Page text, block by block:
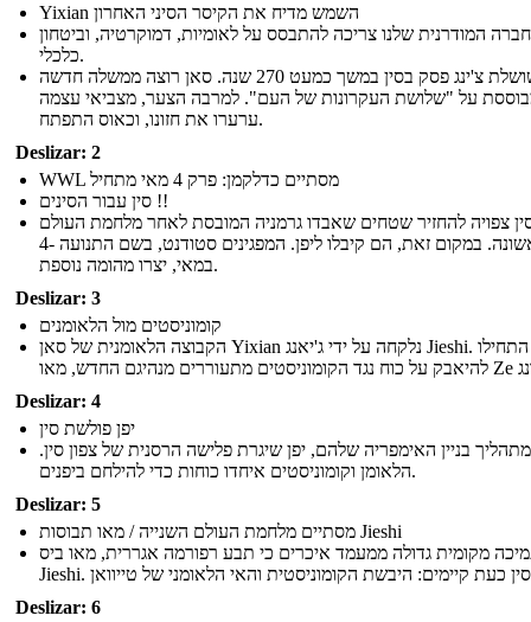
Yixian השמש מדיח את הקיסר הסיני האחרון
המודרנית שלנו צריכה להתבסס על לאומיות, דמוקרטיה, וביטחון
כלכלי.
שושלת צ'ינג פסק בסין במשך כמעט 270 שנה. סאן רוצה ממשלה חדשה
על "שלושת העקרונות של העם". למרבה הצער, מצביאי עצמה
ערערו את חזונו, וכאוס התפתח.
Deslizar: 2
WWL מסתיים כדלקמן: פרק 4 מאי מתחיל
סין עבור הסינים !!
צפויה להחזיר שטחים שאבדו גרמניה המובסת לאחר מלחמת העולם
הראשונה. במקום זאת, הם קיבלו ליפן. המפגינים סטודנט, בשם התנועה -4
במאי, יצרו מהומה נוספת.
Deslizar: 3
קומוניסטים מול הלאומנים
הקבוצה הלאומנית של סאן Yixian נלקחה על ידי ג'יאנג Jieshi. הם התחילו
Deslizar: 4
יפן פולשת סין
בניין האימפריה שלהם, יפן שיגרת פלישה הרסנית של צפון סין.
הלאומן וקומוניסטים איחדו כוחות כדי להילחם ביפנים.
Deslizar: 5
מסתיים מלחמת העולם השנייה / מאו תבוסות Jieshi
מקומית גדולה ממעמד איכרים כי תבע רפורמה אגררית, מאו ביס
Deslizar: 6